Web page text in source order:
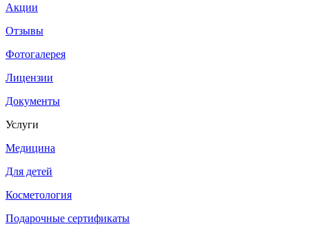
Акции
Отзывы
Фотогалерея
Лицензии
Документы
Услуги
Медицина
Для детей
Косметология
Подарочные сертификаты